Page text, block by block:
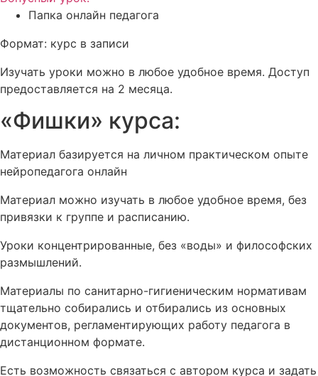
Папка онлайн педагога
Формат: курс в записи
Изучать уроки можно в любое удобное время. Доступ
предоставляется на 2 месяца.
«Фишки» курса:
Материал базируется на личном практическом опыте
нейропедагога онлайн
Материал можно изучать в любое удобное время, без
привязки к группе и расписанию.
Уроки концентрированные, без «воды» и философских
размышлений.
Материалы по санитарно-гигиеническим нормативам
тщательно собирались и отбирались из основных
документов, регламентирующих работу педагога в
дистанционном формате.
Есть возможность связаться с автором курса и задать